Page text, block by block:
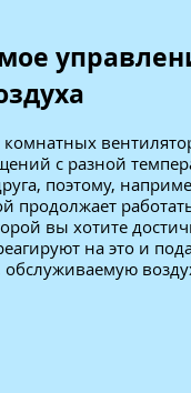
с разной
поэтому,
продолжает
вы хотите
на это и
обслуживаемую